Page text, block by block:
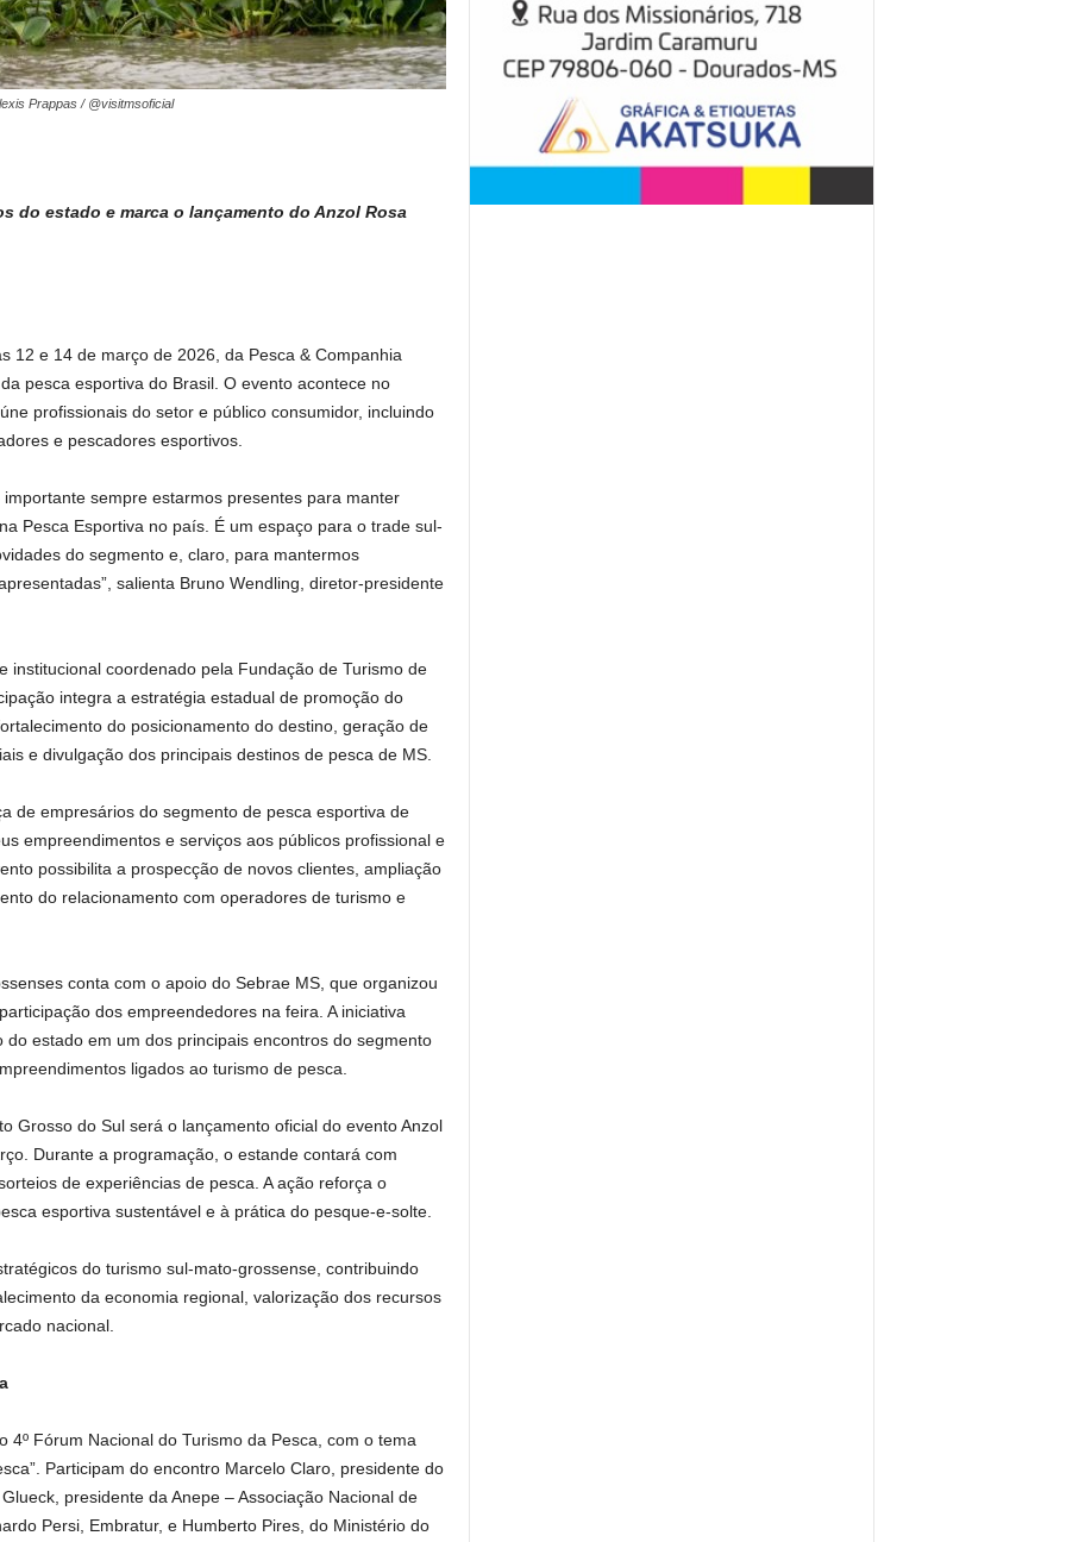
Prappas / @visitmsoficial
do estado e marca o lançamento do Anzol Rosa
12 e 14 de março de 2026, da Pesca & Companhia
pesca esportiva do Brasil. O evento acontece no
profissionais do setor e público consumidor, incluindo
e pescadores esportivos.
sempre estarmos presentes para manter
Pesca Esportiva no país. É um espaço para o trade sul-
do segmento e, claro, para mantermos
salienta Bruno Wendling, diretor-presidente
institucional coordenado pela Fundação de Turismo de
integra a estratégia estadual de promoção do
do posicionamento do destino, geração de
e divulgação dos principais destinos de pesca de MS.
de empresários do segmento de pesca esportiva de
empreendimentos e serviços aos públicos profissional e
possibilita a prospecção de novos clientes, ampliação
do relacionamento com operadores de turismo e
conta com o apoio do Sebrae MS, que organizou
dos empreendedores na feira. A iniciativa
estado em um dos principais encontros do segmento
ligados ao turismo de pesca.
Grosso do Sul será o lançamento oficial do evento Anzol
Durante a programação, o estande contará com
de experiências de pesca. A ação reforça o
esportiva sustentável e à prática do pesque-e-solte.
do turismo sul-mato-grossense, contribuindo
da economia regional, valorização dos recursos
nacional.
Fórum Nacional do Turismo da Pesca, com o tema
Participam do encontro Marcelo Claro, presidente do
presidente da Anepe – Associação Nacional de
Persi, Embratur, e Humberto Pires, do Ministério do